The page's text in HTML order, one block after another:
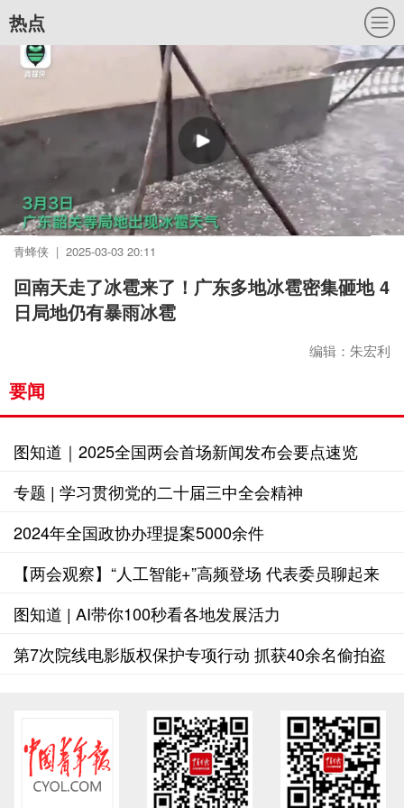
热点
青蜂侠 | 2025-03-03 20:11
回南天走了冰雹来了！广东多地冰雹密集砸地 4
日局地仍有暴雨冰雹
编辑：朱宏利
要闻
图知道｜2025全国两会首场新闻发布会要点速览
专题 | 学习贯彻党的二十届三中全会精神
2024年全国政协办理提案5000余件
【两会观察】“人工智能+”高频登场 代表委员聊起来
图知道 | AI带你100秒看各地发展活力
第7次院线电影版权保护专项行动 抓获40余名偷拍盗